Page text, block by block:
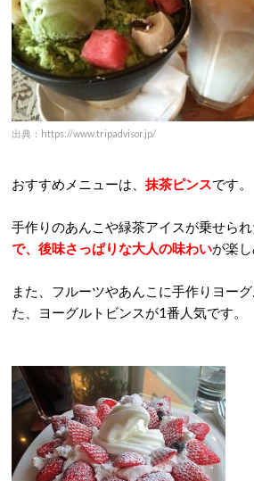
出典：https://www.tripadvisor.jp/
おすすめメニューは、 抹茶ピンスです。
手作りのあんこや緑茶アイスが乗せられ
で、後味さっぱりな大人の味わいが楽し
また、フルーツやあんこに手作りヨー
た、ヨーグルトビンスが1番人気です。